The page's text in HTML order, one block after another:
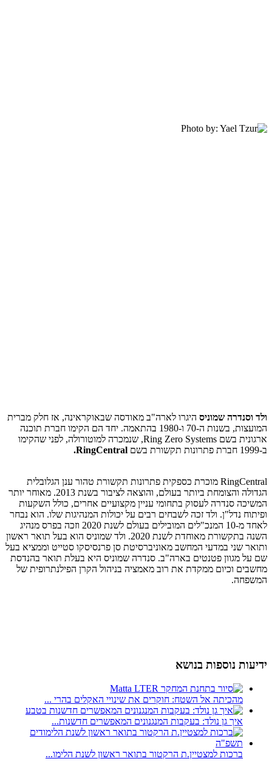
ולד וסנדרה שמוניס היגרו לארה"ב מאודסה שבאוקראינה, אז חלק מברית
המועצות, בשנות ה-70 ו-1980 בהתאמה. יחד הם הקימו חברת תוכנה
ארגונית בשם Ring Zero Systems, שנמכרה למוטורולה, לפני שהקימו
ב-1999 חברת פתרונות תקשורת בשם
RingCentral.
RingCentral מוכרת כספקית פתרונות תקשורת טהור ענן הגלובלית
הגדולה והצומחת ביותר בעולם, והוצאה לציבור בשנת 2013. מאוחר יותר
המשיכה סנדרה לעסוק בתחומי עניין מקצועיים אחרים, כולל השקעות
ופיתוח נדל"ן. ולד זכה לשבחים רבים על יכולות המנהיגות שלו. הוא נבחר
לאחד מ-10 המנכ"לים המובילים בעולם לשנת 2020 וזכה בפרס מנהיג
השנה בתקשורת מאוחדת לשנת 2020. ולד שמוניס הוא בעל תואר ראשון
ותואר שני במדעי המחשב מאוניברסיטת סן פרנסיסקו סטייט וממציא בעל
שם על מגוון פטנטים בארה"ב. סנדרה שמוניס היא בעלת תואר בהנדסת
מחשבים וכיום ממקדת את רוב מאמציה בניהול הקרן הפילנתרופית של
המשפחה.
ידיעות נוספות בנושא
מהכיתה אל השטח: חוקרים את שינויי האקלים בהרי ...
איך גן נולד: בעקבות המנגנונים המאפשרים חדשנות...
ברכות למצטיין.ת הרקטור בתואר ראשון לשנת הלימו...